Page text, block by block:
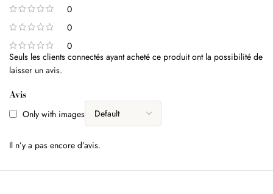
0
0
0
Avis
Only with images
Il n’y a pas encore d’avis.
Seuls les clients connectés ayant acheté ce produit ont la possibilité de
laisser un avis.